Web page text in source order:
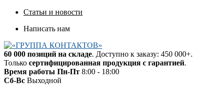
Статьи и новости
Написать нам
60 000 позиций на складе. Доступно к заказу: 450 000+.
Только сертифицированная продукция с гарантией.
Время работы Пн-Пт 8:00 - 18:00
Сб-Вс Выходной